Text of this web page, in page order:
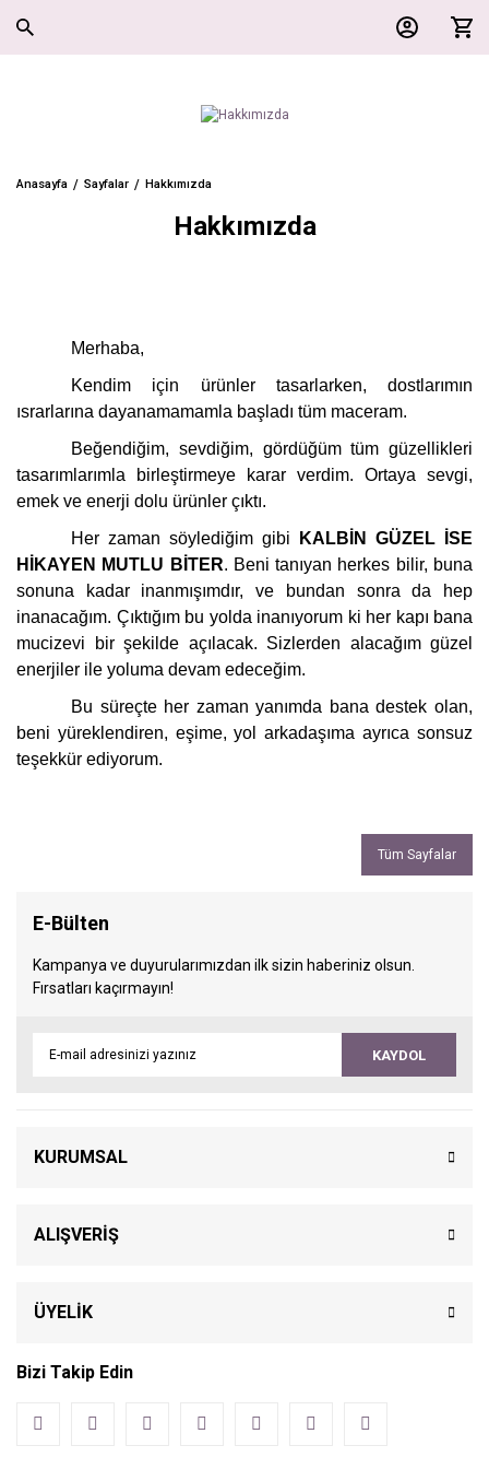
Anasayfa Sayfalar Hakkımızda
Hakkımızda
Merhaba,
Kendim için ürünler tasarlarken, dostlarımın
ısrarlarına dayanamamamla başladı tüm maceram.
Beğendiğim, sevdiğim, gördüğüm tüm güzellikleri
tasarımlarımla birleştirmeye karar verdim. Ortaya sevgi,
emek ve enerji dolu ürünler çıktı.
Her zaman söylediğim gibi
KALBİN GÜZEL İSE
HİKAYEN MUTLU BİTER. Beni tanıyan herkes bilir, buna
sonuna kadar inanmışımdır, ve bundan sonra da hep
inanacağım. Çıktığım bu yolda inanıyorum ki her kapı bana
mucizevi bir şekilde açılacak. Sizlerden alacağım güzel
enerjiler ile yoluma devam edeceğim.
Bu süreçte her zaman yanımda bana destek olan,
beni yüreklendiren, eşime, yol arkadaşıma ayrıca sonsuz
teşekkür ediyorum.
Tüm Sayfalar
E-Bülten
Kampanya ve duyurularımızdan ilk sizin haberiniz olsun.
Fırsatları kaçırmayın!
KAYDOL
KURUMSAL
ALIŞVERİŞ
ÜYELİK
Bizi Takip Edin